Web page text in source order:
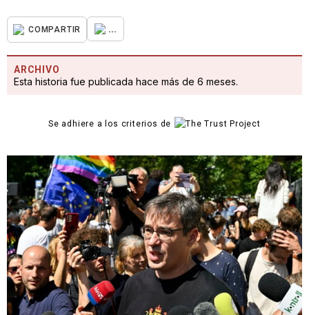
COMPARTIR ...
ARCHIVO
Esta historia fue publicada hace más de 6 meses.
Se adhiere a los criterios de